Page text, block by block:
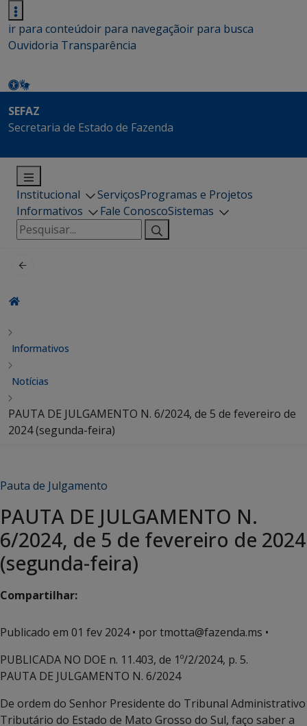
ir para conteúdoir para navegaçãoir para busca
Ouvidoria Transparência
SEFAZ
Secretaria de Estado de Fazenda
Institucional ServiçosProgramas e Projetos
Informativos
Fale ConoscoSistemas
Pesquisar
por:
Informativos
Notícias
PAUTA DE JULGAMENTO N. 6/2024, de 5 de fevereiro de
2024 (segunda-feira)
Pauta de Julgamento
PAUTA DE JULGAMENTO N.
6/2024, de 5 de fevereiro de 2024
(segunda-feira)
Compartilhar:
Publicado em 01 fev 2024• por tmotta@fazenda.ms •
PUBLICADA NO DOE n. 11.403, de 1º/2/2024, p. 5.
PAUTA DE JULGAMENTO N. 6/2024
De ordem do Senhor Presidente do Tribunal Administrativo
Tributário do Estado de Mato Grosso do Sul, faço saber a